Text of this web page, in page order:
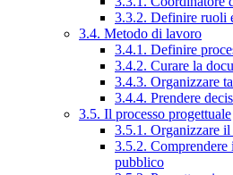
3.3.2. Definire ruoli
3.4. Metodo di lavoro
3.4.1. Definire
3.4.2. Curare la
3.4.3. Organizzare
3.4.4. Prendere
3.5. Il processo progettuale
3.5.1. Organizzare il
3.5.2. Comprendere
pubblico